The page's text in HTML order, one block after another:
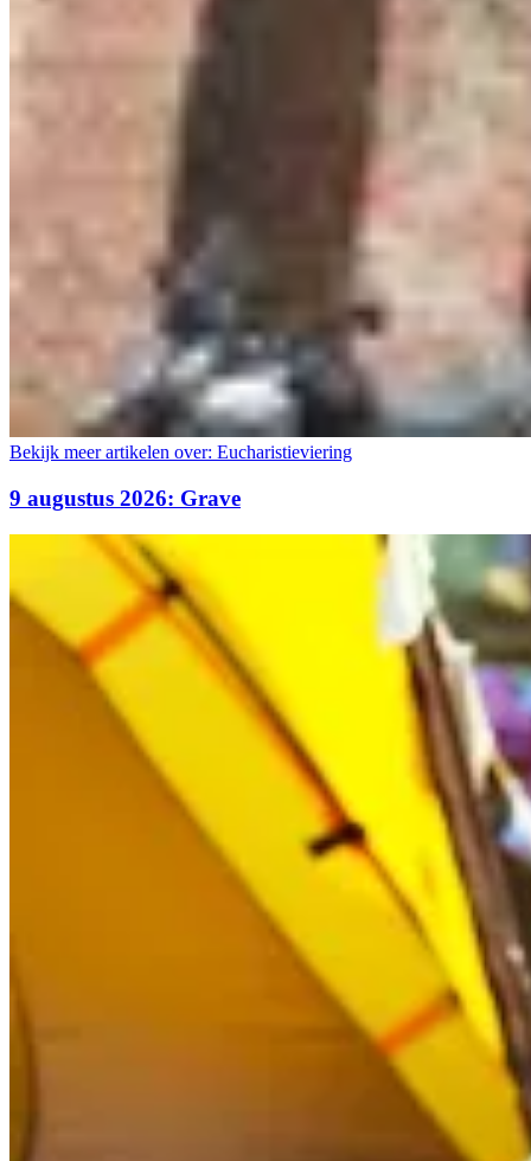
Bekijk meer artikelen over: Eucharistieviering
9 augustus 2026: Grave